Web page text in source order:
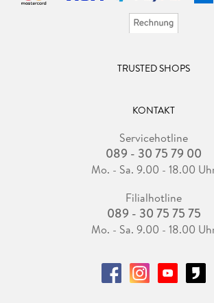
TRUSTED SHOPS
KONTAKT
Servicehotline
089 - 30 75 79 00
Mo. - Sa. 9.00 - 18.00
Filialhotline
089 - 30 75 75 75
Mo. - Sa. 9.00 - 18.00